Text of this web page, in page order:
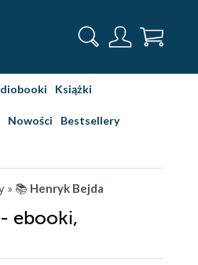
Książki
Nowości Bestsellery
» 📚 Henryk Bejda
ebooki,